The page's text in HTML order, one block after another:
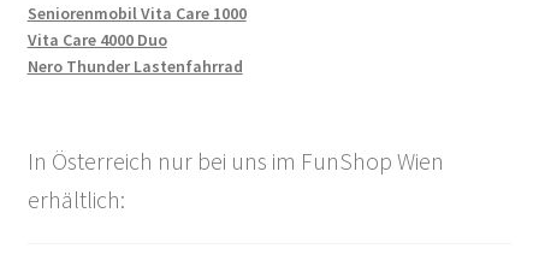
Seniorenmobil Vita Care 1000
Vita Care 4000 Duo
Nero Thunder Lastenfahrrad
In Österreich nur bei uns im FunShop Wien
erhältlich: